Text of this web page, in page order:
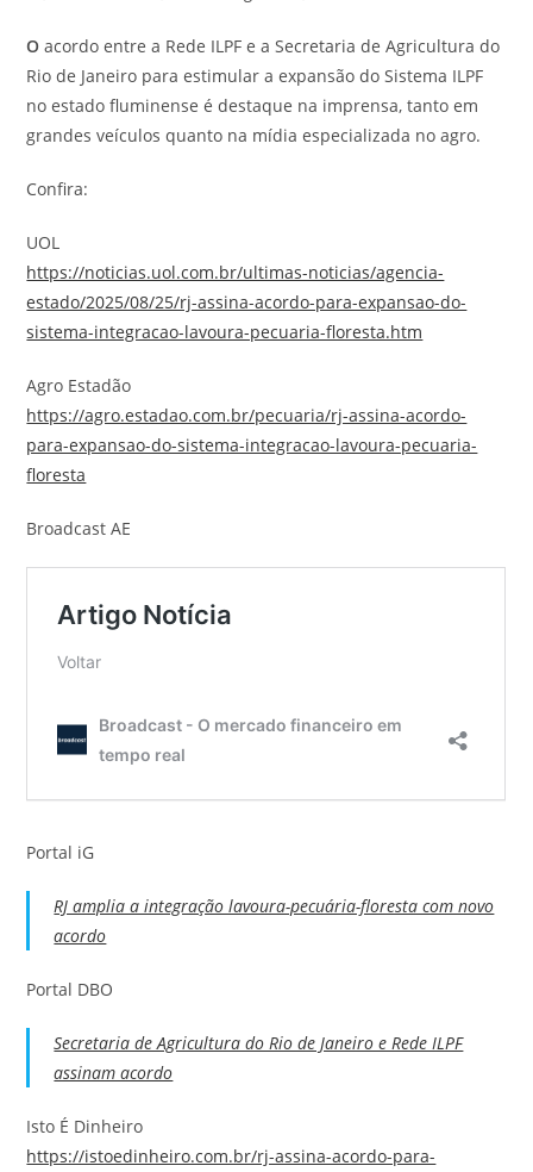
O acordo entre a Rede ILPF e a Secretaria de Agricultura do
Rio de Janeiro para estimular a expansão do Sistema ILPF
no estado fluminense é destaque na imprensa, tanto em
grandes veículos quanto na mídia especializada no agro.
Confira:
UOL
https://noticias.uol.com.br/ultimas-noticias/agencia-
estado/2025/08/25/rj-assina-acordo-para-expansao-do-
sistema-integracao-lavoura-pecuaria-floresta.htm
Agro Estadão
https://agro.estadao.com.br/pecuaria/rj-assina-acordo-
para-expansao-do-sistema-integracao-lavoura-pecuaria-
floresta
Broadcast AE
Portal iG
RJ amplia a integração lavoura-pecuária-floresta com novo
acordo
Portal DBO
Secretaria de Agricultura do Rio de Janeiro e Rede ILPF
assinam acordo
Isto É Dinheiro
https://istoedinheiro.com.br/rj-assina-acordo-para-